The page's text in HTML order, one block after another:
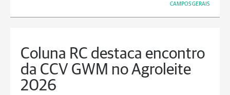
CAMPOS GERAIS
Coluna RC destaca encontro
da CCV GWM no Agroleite
2026